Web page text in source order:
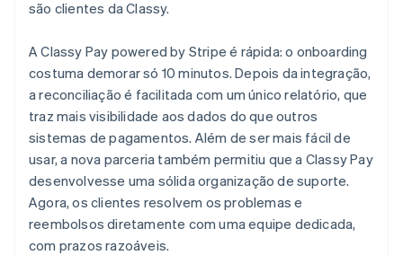
são clientes da Classy.
A Classy Pay powered by Stripe é rápida: o onboarding
costuma demorar só 10 minutos. Depois da integração,
a reconciliação é facilitada com um único relatório, que
traz mais visibilidade aos dados do que outros
sistemas de pagamentos. Além de ser mais fácil de
usar, a nova parceria também permitiu que a Classy Pay
desenvolvesse uma sólida organização de suporte.
Agora, os clientes resolvem os problemas e
reembolsos diretamente com uma equipe dedicada,
com prazos razoáveis.